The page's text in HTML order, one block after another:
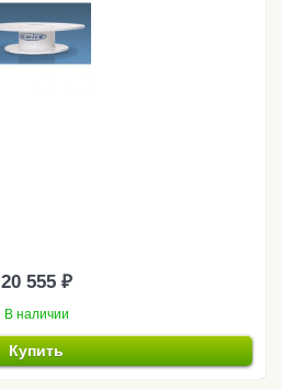
20 555 ₽
В наличии
Купить